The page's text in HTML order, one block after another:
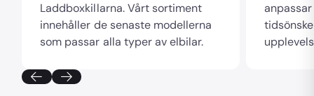
Laddboxkillarna. Vårt sortiment
innehåller de senaste modellerna
som passar alla typer av elbilar.